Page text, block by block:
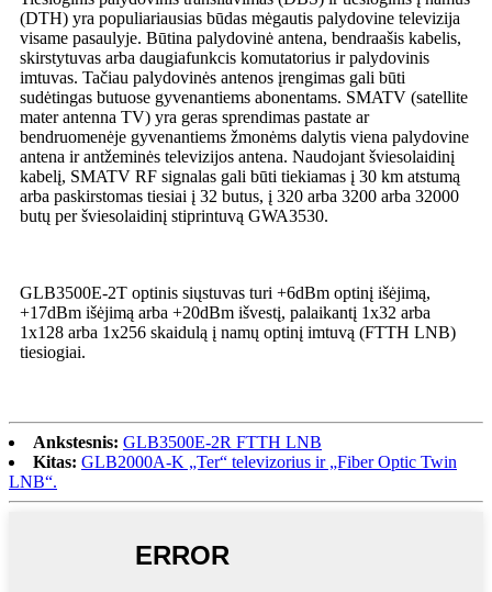
(DTH) yra populiariausias būdas mėgautis palydovine televizija
visame pasaulyje. Būtina palydovinė antena, bendraašis kabelis,
skirstytuvas arba daugiafunkcis komutatorius ir palydovinis
imtuvas. Tačiau palydovinės antenos įrengimas gali būti
sudėtingas butuose gyvenantiems abonentams. SMATV (satellite
mater antenna TV) yra geras sprendimas pastate ar
bendruomenėje gyvenantiems žmonėms dalytis viena palydovine
antena ir antžeminės televizijos antena. Naudojant šviesolaidinį
kabelį, SMATV RF signalas gali būti tiekiamas į 30 km atstumą
arba paskirstomas tiesiai į 32 butus, į 320 arba 3200 arba 32000
butų per šviesolaidinį stiprintuvą GWA3530.
GLB3500E-2T optinis siųstuvas turi +6dBm optinį išėjimą,
+17dBm išėjimą arba +20dBm išvestį, palaikantį 1x32 arba
1x128 arba 1x256 skaidulą į namų optinį imtuvą (FTTH LNB)
tiesiogiai.
Ankstesnis: GLB3500E-2R FTTH LNB
Kitas: GLB2000A-K „Ter“ televizorius ir „Fiber Optic Twin
LNB“.